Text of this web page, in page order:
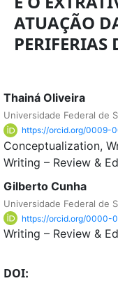
ATUAÇÃO
PERIFERIAS
Thainá Oliveira
Universidade Federal de
https://orcid.org/0009-
Conceptualization
Writing – Review &
Gilberto Cunha
Universidade Federal de
https://orcid.org/0000-
Writing – Review &
DOI: